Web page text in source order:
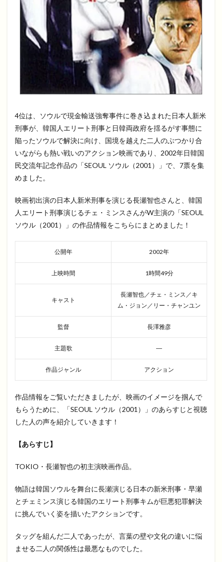
4位は、ソウルで現金輸送強奪事件に巻き込まれた日本人新米
刑事が、韓国人エリート刑事と日韓両政府を揺るがす事態に
陥ったソウルで解決に向け、国境を越えた二人のぶつかり合
いながらも熱い戦いのアクション映画であり、2002年日韓国
民交流年記念作品の「SEOUL ソウル（2001）」で、7票を集
めました。
映画初出演の日本人新米刑事を演じる長瀬智也さんと、韓国
人エリート刑事演じるチェ・ミンスさんがW主演の「SEOUL
ソウル（2001）」の作品情報をこちらにまとめました！
公開年 2002年
上映時間 1時間49分
キャスト
長瀬智也／チェ・ミンス／キ
ム・ジョン／リー・チャンユン
監督 長澤雅彦
主題歌 ―
作品ジャンル アクション
作品情報をご覧いただきましたが、映画のイメージを掴んで
もらうために、「SEOUL ソウル（2001）」のあらすじと視聴
した人の声を紹介していきます！
【あらすじ】
TOKIO・長瀬智也の初主演映画作品。
物語は韓国ソウルを舞台に長瀬演じる日本の新米刑事・早瀬
とチェミンス演じる韓国のエリート刑事キムが巨悪犯罪解決
に挑んでいく姿を描いたアクションです。
タッグを組んだ二人であったが、言葉の壁や文化の違いに悩
ませる二人の関係性は最悪なものでした。